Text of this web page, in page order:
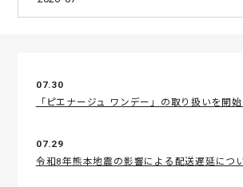
07.30
「ピエナージュ ワンデー」の取り扱いを開
07.29
令和8年熊本地震の影響による配送遅延につ